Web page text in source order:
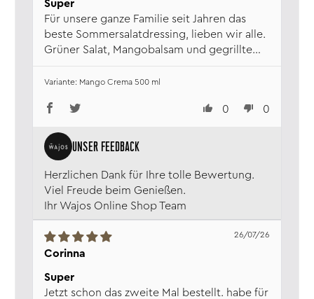
Super
Für unsere ganze Familie seit Jahren das
beste Sommersalatdressing, lieben wir alle.
Grüner Salat, Mangobalsam und gegrillte
0 0
Herzlichen Dank für Ihre tolle Bewertung.
Viel Freude beim Genießen.
Ihr Wajos Online Shop Team
Mango Crema 500 ml
Corinna
26/07/26
Super
Jetzt schon das zweite Mal bestellt. habe für